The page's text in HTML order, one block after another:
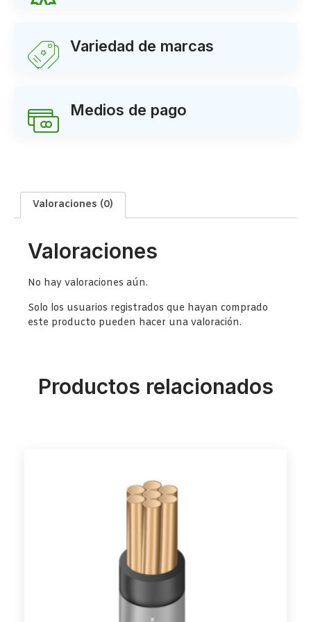
Variedad de marcas
Medios de pago
Valoraciones (0)
Valoraciones
No hay valoraciones aún.
Solo los usuarios registrados que hayan comprado
este producto pueden hacer una valoración.
Productos relacionados